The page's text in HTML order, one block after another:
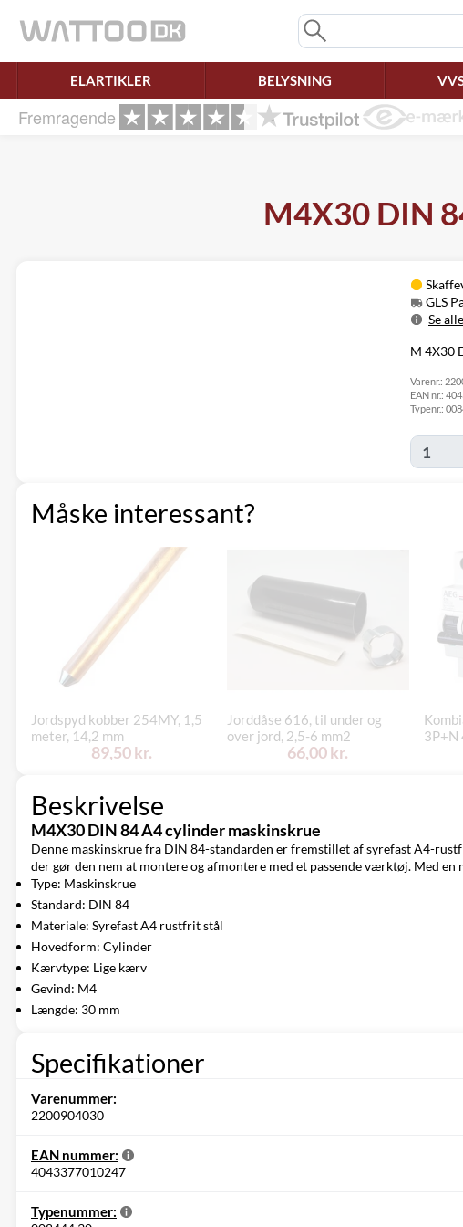
ELARTIKLER BELYSNING
Fremragende
M4X30 DIN
GLS
Se
Metode
GLS
GLS
M 4X30
Varenr.:
EAN nr.:
Typenr.:
Måske interessant?
Jordspyd kobber 254MY, 1,5
meter, 14,2 mm
89,50 kr.
Jorddåse 616, til under og
over jord, 2,5-6 mm2
66,00 kr.
3P+N
Beskrivelse
M4X30 DIN 84 A4 cylinder maskinskrue
Denne maskinskrue fra DIN 84-standarden er fremstillet af syrefast A4-
der gør den nem at montere og afmontere med et passende værktøj. Med
Type: Maskinskrue
Standard: DIN 84
Materiale: Syrefast A4 rustfrit stål
Hovedform: Cylinder
Kærvtype: Lige kærv
Gevind: M4
Længde: 30 mm
Specifikationer
Varenummer:
2200904030
EAN nummer:
4043377010247
Typenummer:
Ret samtykke!